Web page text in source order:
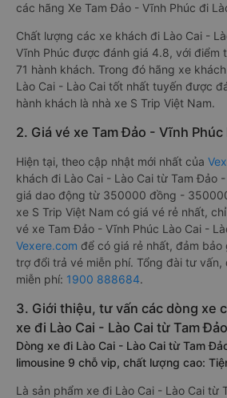
các hãng Xe Tam Đảo - Vĩnh Phúc đi
Chất lượng các xe khách đi Lào Cai -
Vĩnh Phúc được đánh giá 4.8, với điểm
71 hành khách. Trong đó hãng xe
Lào Cai - Lào Cai tốt nhất tuyến được
hành khách là nhà xe S Trip Việt Nam.
2. Giá vé xe Tam Đảo - Vĩnh Phúc
Hiện tại, theo cập nhật mới nhất của
khách đi Lào Cai - Lào Cai từ Tam Đảo
giá dao động từ 350000 đồng -
xe S Trip Việt Nam có giá vé rẻ nhất,
vé xe Tam Đảo - Vĩnh Phúc Lào Cai -
Vexere.com để có giá rẻ nhất, đảm bảo
trợ đổi trả vé miễn phí. Tổng đài tư
miễn phí: 1900 888684.
3. Giới thiệu, tư vấn các dòng xe
xe đi Lào Cai - Lào Cai từ Tam
Dòng xe đi Lào Cai - Lào Cai từ Tam
limousine 9 chỗ vip, chất lượng cao:
Là sản phẩm xe đi Lào Cai - Lào Cai từ